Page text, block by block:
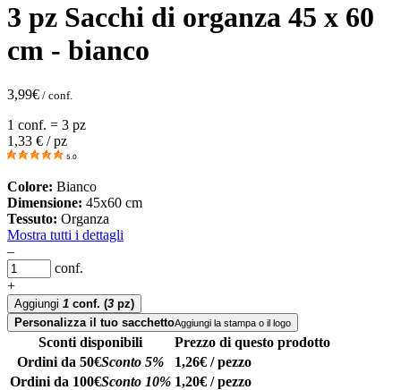
3 pz Sacchi di organza 45 x 60
cm - bianco
3,99€ / conf.
1 conf. = 3 pz
1,33 € / pz
5.0
Colore: Bianco
Dimensione: 45x60 cm
Tessuto: Organza
Mostra tutti i dettagli
–
conf.
+
Aggiungi 1 conf. (3 pz)
Personalizza il tuo sacchettoAggiungi la stampa o il logo
Sconti disponibili
Prezzo di questo prodotto
Ordini da 50€Sconto 5%
1,26€ / pezzo
Ordini da 100€Sconto 10% 1,20€ / pezzo